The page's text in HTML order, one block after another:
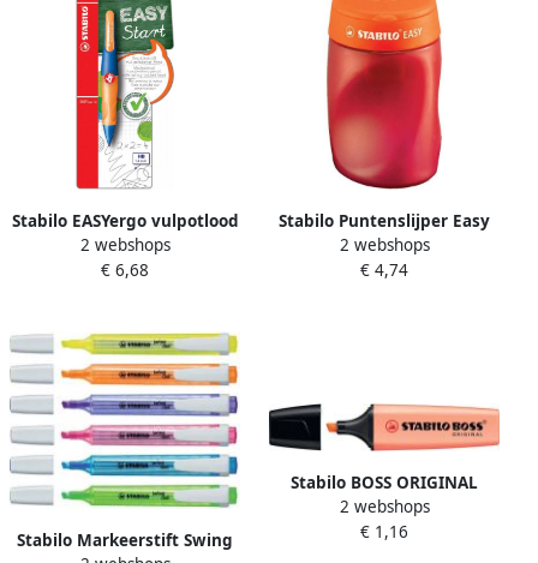
Stabilo EASYergo vulpotlood
1 4 mm voor
rechtshandigen blister van
2 webshops
€ 6,68
Stabilo Puntenslijper Easy
4502 3 in 1 rechtshandig
oranje
2 webshops
€ 4,74
Stabilo Markeerstift Swing
Stabilo BOSS ORIGINAL
Pastel markeerstift creamy
peach (oranje)
2 webshops
€ 1,16